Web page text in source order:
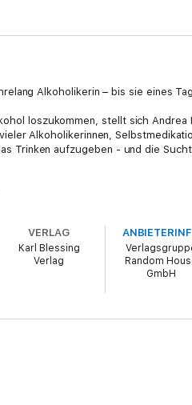
Alkoholikerin – bis sie eines
loszukommen, stellt sich Andrea
Alkoholikerinnen,
Trinken aufzugeben - und die
VERLAG
Karl Blessing
Verlag
Random
GmbH